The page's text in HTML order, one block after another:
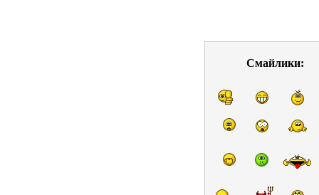
Смайлики: